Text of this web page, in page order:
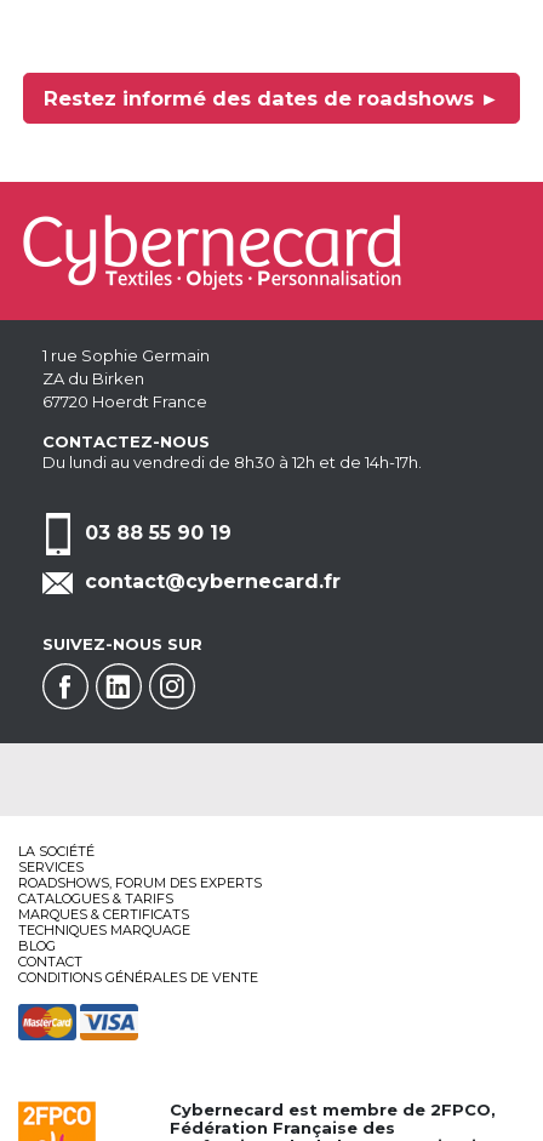
Restez informé des dates de roadshows ►
1 rue Sophie Germain
ZA du Birken
67720 Hoerdt France
CONTACTEZ-NOUS
Du lundi au vendredi de 8h30 à 12h et de 14h-17h.
03 88 55 90 19
contact@cybernecard.fr
SUIVEZ-NOUS SUR
LA SOCIÉTÉ
SERVICES
ROADSHOWS, FORUM DES EXPERTS
CATALOGUES & TARIFS
MARQUES & CERTIFICATS
TECHNIQUES MARQUAGE
BLOG
CONTACT
CONDITIONS GÉNÉRALES DE VENTE
Cybernecard est membre de2FPCO,
Fédération Française des